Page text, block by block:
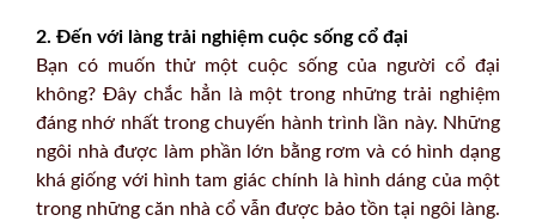
2. Đến với làng trải nghiệm cuộc sống cổ đại
Bạn có muốn thử một cuộc sống của người cổ đại
không? Đây chắc hẳn là một trong những trải nghiệm
đáng nhớ nhất trong chuyến hành trình lần này. Những
ngôi nhà được làm phần lớn bằng rơm và có hình dạng
khá giống với hình tam giác chính là hình dáng của một
trong những căn nhà cổ vẫn được bảo tồn tại ngôi làng.